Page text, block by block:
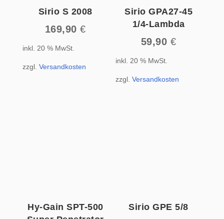
Sirio S 2008
169,90€
inkl. 20 % MwSt.
zzgl. Versandkosten
Sirio GPA27-45
1/4-Lambda
59,90 €
inkl. 20 % MwSt.
zzgl.Versandkosten
Hy-Gain SPT-500
Sirio GPE 5/8